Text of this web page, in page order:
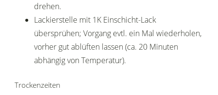
drehen.
Lackierstelle mit 1K Einschicht-Lack
übersprühen; Vorgang evtl. ein Mal wiederholen,
vorher gut ablüften lassen (ca. 20 Minuten
abhängig von Temperatur).
Trockenzeiten